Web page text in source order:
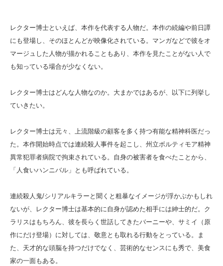
レクター博士といえば、本作を代表する人物だ。本作の続編や前日譚
にも登場し、そのほとんどが映像化されている。マンガなどで彼をオ
マージュした人物が描かれることもあり、本作を見たことがない人で
も知っている場合が少なくない。
レクター博士はどんな人物なのか。大まかではあるが、以下に列挙し
ていきたい。
レクター博士は元々、上流階級の顧客を多く持つ有能な精神科医だっ
た。本作開始時点では連続殺人事件を起こし、州立ボルティモア精神
異常犯罪者病院で拘束されている。自身の被害者を食べたことから、
「人食いハンニバル」とも呼ばれている。
連続殺人鬼/シリアルキラーと聞くと粗暴なイメージが浮かぶかもしれ
ないが、レクター博士は基本的に自身が認めた相手には紳士的だ。ク
ラリスはもちろん、彼を長らく世話してきたバーニーや、サミイ（原
作にだけ登場）に対しては、敬意とも取れる行動をとっている。ま
た、天才的な頭脳を持つだけでなく、芸術的なセンスにも秀で、美食
家の一面もある。